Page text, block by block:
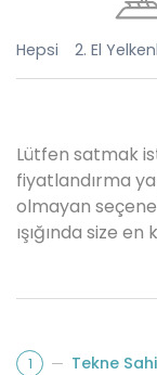
Hepsi 2. El
Lütfen satmak
fiyatlandırma
olmayan
ışığında size
1 Tekne